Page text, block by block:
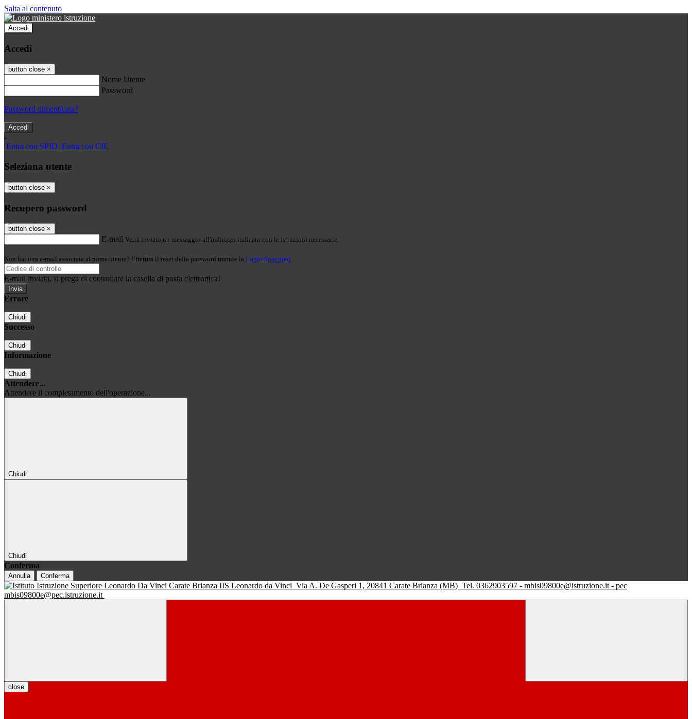
Salta al contenuto
Accedi
Accedi
button close ×
Nome Utente
Password
Password dimenticata?
-
Entra con SPID Entra con CIE
Seleziona utente
button close ×
Recupero password
button close ×
E-mail Verrà inviato un messaggio all'indirizzo indicato con le istruzioni necessarie.
Non hai una e-mail associata al nome utente? Effettua il reset della password tramite la Login Spaggiari
E-mail inviata, si prega di controllare la casella di posta elettronica!
Errore
Chiudi
Successo
Chiudi
Informazione
Chiudi
Attendere...
Attendere il completamento dell'operazione...
Chiudi
Chiudi
Conferma
Annulla Conferma
IIS Leonardo da Vinci Via A. De Gasperi 1, 20841 Carate Brianza (MB) Tel. 0362903597 - mbis09800e@istruzione.it - pec
mbis09800e@pec.istruzione.it
close